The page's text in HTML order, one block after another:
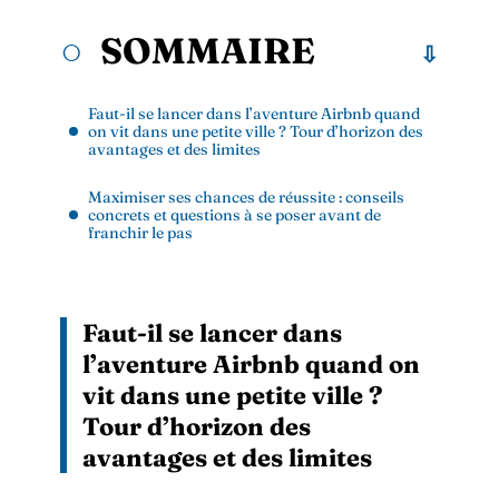
SOMMAIRE
Faut-il se lancer dans l’aventure Airbnb quand
on vit dans une petite ville ? Tour d’horizon des
avantages et des limites
Maximiser ses chances de réussite : conseils
concrets et questions à se poser avant de
franchir le pas
Faut-il se lancer dans
l’aventure Airbnb quand on
vit dans une petite ville ?
Tour d’horizon des
avantages et des limites